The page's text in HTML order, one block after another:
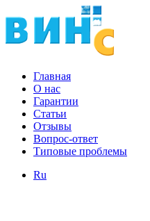
Главная
О нас
Гарантии
Статьи
Отзывы
Вопрос-ответ
Типовые проблемы
Ru